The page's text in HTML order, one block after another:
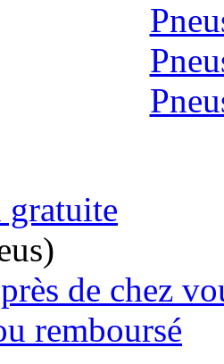
de chez
remboursé